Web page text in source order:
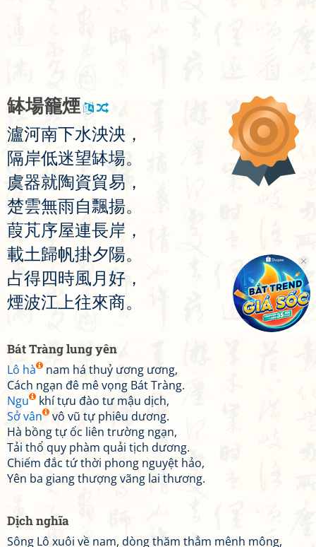
缽場籠煙
瀘河南下水泱泱 ，
隔岸低迷望缽場。
虞器就陶資貿易 ，
楚雲無雨自飄揚。
葭芃序屋連長岸 ，
載土歸帆掛夕陽。
占得四時風 月 好 ，
煙波江 上往來商。
Bát Tràng lung yên
Lô hà
nam há thuỷ ương ương,
Cách ngạn đê mê vọng Bát Tràng.
Ngu
khí tựu đào tư mậu dịch,
Sở vân
vô vũ tự phiêu dương.
Hà bồng tự ốc liên trường ngạn,
Tải thổ quy phàm quải tịch dương.
Chiếm đắc tứ thời phong nguyệt hảo,
Yên ba giang thượng vãng lai thương.
Dịch nghĩa
Sông Lô xuôi về nam, dòng thăm thẳm mênh mông,